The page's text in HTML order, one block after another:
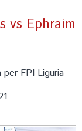
vs Ephraim
per FPI Liguria